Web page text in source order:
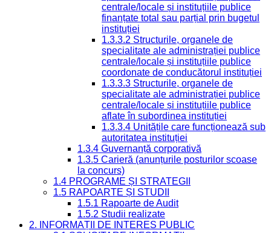
centrale/locale și instituțiile publice
finanțate total sau parțial prin bugetul
instituției
1.3.3.2 Structurile, organele de
specialitate ale administrației publice
centrale/locale și instituțiile publice
coordonate de conducătorul instituției
1.3.3.3 Structurile, organele de
specialitate ale administrației publice
centrale/locale și instituțiile publice
aflate în subordinea instituției
1.3.3.4 Unitățile care funcționează sub
autoritatea instituției
1.3.4 Guvernanță corporativă
1.3.5 Carieră (anunțurile posturilor scoase
la concurs)
1.4 PROGRAME ȘI STRATEGII
1.5 RAPOARTE ȘI STUDII
1.5.1 Rapoarte de Audit
1.5.2 Studii realizate
2. INFORMAȚII DE INTERES PUBLIC